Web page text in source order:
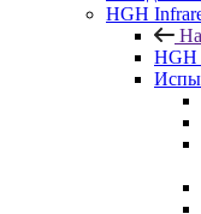
HGH
HGH